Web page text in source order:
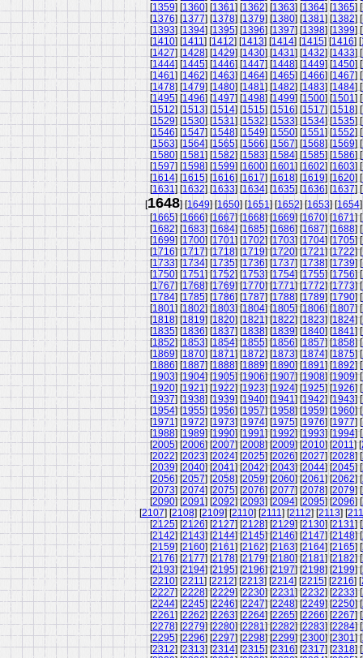
[1359] [1360] [1361] [1362] [1363] [1364] [1365] [
[1376] [1377] [1378] [1379] [1380] [1381] [1382] [
[1393] [1394] [1395] [1396] [1397] [1398] [1399] [
[1410] [1411] [1412] [1413] [1414] [1415] [1416] [
[1427] [1428] [1429] [1430] [1431] [1432] [1433] [
[1444] [1445] [1446] [1447] [1448] [1449] [1450] [
[1461] [1462] [1463] [1464] [1465] [1466] [1467] [
[1478] [1479] [1480] [1481] [1482] [1483] [1484] [
[1495] [1496] [1497] [1498] [1499] [1500] [1501] [
[1512] [1513] [1514] [1515] [1516] [1517] [1518] [
[1529] [1530] [1531] [1532] [1533] [1534] [1535] [
[1546] [1547] [1548] [1549] [1550] [1551] [1552] [
[1563] [1564] [1565] [1566] [1567] [1568] [1569] [
[1580] [1581] [1582] [1583] [1584] [1585] [1586] [
[1597] [1598] [1599] [1600] [1601] [1602] [1603] [
[1614] [1615] [1616] [1617] [1618] [1619] [1620] [
[1631] [1632] [1633] [1634] [1635] [1636] [1637] [
[1648] [1649] [1650] [1651] [1652] [1653] [1654
[1665] [1666] [1667] [1668] [1669] [1670] [1671] [
[1682] [1683] [1684] [1685] [1686] [1687] [1688] [
[1699] [1700] [1701] [1702] [1703] [1704] [1705] [
[1716] [1717] [1718] [1719] [1720] [1721] [1722] [
[1733] [1734] [1735] [1736] [1737] [1738] [1739] [
[1750] [1751] [1752] [1753] [1754] [1755] [1756] [
[1767] [1768] [1769] [1770] [1771] [1772] [1773] [
[1784] [1785] [1786] [1787] [1788] [1789] [1790] [
[1801] [1802] [1803] [1804] [1805] [1806] [1807] [
[1818] [1819] [1820] [1821] [1822] [1823] [1824] [
[1835] [1836] [1837] [1838] [1839] [1840] [1841] [
[1852] [1853] [1854] [1855] [1856] [1857] [1858] [
[1869] [1870] [1871] [1872] [1873] [1874] [1875] [
[1886] [1887] [1888] [1889] [1890] [1891] [1892] [
[1903] [1904] [1905] [1906] [1907] [1908] [1909] [
[1920] [1921] [1922] [1923] [1924] [1925] [1926] [
[1937] [1938] [1939] [1940] [1941] [1942] [1943] [
[1954] [1955] [1956] [1957] [1958] [1959] [1960] [
[1971] [1972] [1973] [1974] [1975] [1976] [1977] [
[1988] [1989] [1990] [1991] [1992] [1993] [1994] [
[2005] [2006] [2007] [2008] [2009] [2010] [2011] [
[2022] [2023] [2024] [2025] [2026] [2027] [2028] [
[2039] [2040] [2041] [2042] [2043] [2044] [2045] [
[2056] [2057] [2058] [2059] [2060] [2061] [2062] [
[2073] [2074] [2075] [2076] [2077] [2078] [2079] [
[2090] [2091] [2092] [2093] [2094] [2095] [2096] [
[2107] [2108] [2109] [2110] [2111] [2112] [2113] [
[2125] [2126] [2127] [2128] [2129] [2130] [2131] [
[2142] [2143] [2144] [2145] [2146] [2147] [2148] [
[2159] [2160] [2161] [2162] [2163] [2164] [2165] [
[2176] [2177] [2178] [2179] [2180] [2181] [2182] [
[2193] [2194] [2195] [2196] [2197] [2198] [2199] [
[2210] [2211] [2212] [2213] [2214] [2215] [2216] [
[2227] [2228] [2229] [2230] [2231] [2232] [2233] [
[2244] [2245] [2246] [2247] [2248] [2249] [2250] [
[2261] [2262] [2263] [2264] [2265] [2266] [2267] [
[2278] [2279] [2280] [2281] [2282] [2283] [2284] [
[2295] [2296] [2297] [2298] [2299] [2300] [2301] [
[2312] [2313] [2314] [2315] [2316] [2317] [2318] [